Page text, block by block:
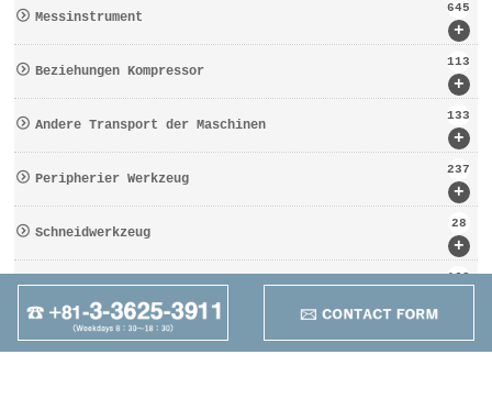
+
Messinstrument
645
+
Beziehungen Kompressor
113
+
Andere Transport der Maschinen
133
+
Peripherier Werkzeug
237
+
Schneidwerkzeug
28
Werkzeugbezogen
162
+
Anders